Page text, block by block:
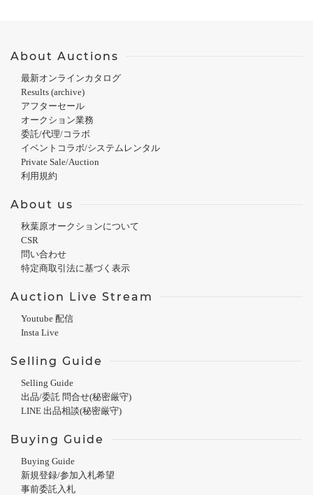
About Auctions
最新オンラインカタログ
Results (archive)
アフターセール
オークション業務
委託/代理/コラボ
イベントコラボ/システムレンタル
Private Sale/Auction
利用規約
About us
秋葉原オークションについて
CSR
問い合わせ
特定商取引法に基づく表示
Auction Live Stream
Youtube 配信
Insta Live
Selling Guide
Selling Guide
出品/委託 問合せ(秘密厳守)
LINE 出品相談(秘密厳守)
Buying Guide
Buying Guide
新規登録/参加入札希望
事前委託入札